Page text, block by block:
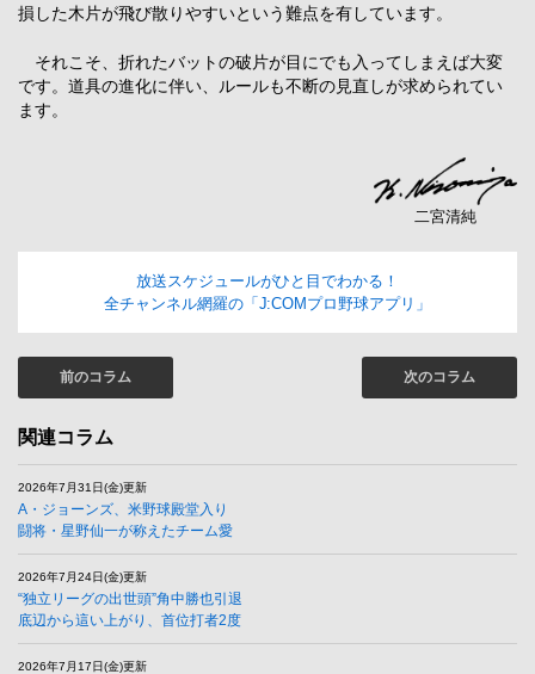
損した木片が飛び散りやすいという難点を有しています。
それこそ、折れたバットの破片が目にでも入ってしまえば大変
です。道具の進化に伴い、ルールも不断の見直しが求められてい
ます。
二宮清純
放送スケジュールがひと目でわかる！
全チャンネル網羅の「J:COMプロ野球アプリ」
前のコラム 次のコラム
関連コラム
2026年7月31日(金)更新
A・ジョーンズ、米野球殿堂入り
闘将・星野仙一が称えたチーム愛
2026年7月24日(金)更新
“独立リーグの出世頭”角中勝也引退
底辺から這い上がり、首位打者2度
2026年7月17日(金)更新